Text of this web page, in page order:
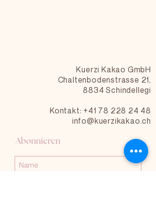
Kuerzi Kakao GmbH
Chaltenbodenstrasse 21,
8834 Schindellegi
Kontakt: +41 78 228 24 48
info@kuerzikakao.ch
Abonnieren